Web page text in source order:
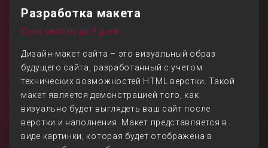
Разработка макета
Срок работы до 9 дней
Дизайн-макет сайта – это визуальный образ
будущего сайта, разработанный с учетом
технических возможностей HTML верстки. Такой
макет является демонстрацией того, как
визуально будет выглядеть ваш сайт после
верстки и наполнения. Макет представляется в
виде картинки, которая будет отображена в